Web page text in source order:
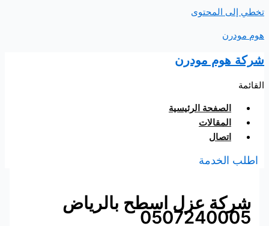
تخطي إلى المحتوى
هوم مودرن
شركة هوم مودرن
القائمة
الصفحة الرئيسية
المقالات
اتصال
اطلب الخدمة
شركة عزل اسطح بالرياض
0507240005